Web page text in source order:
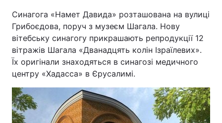
Головна Війна
Україна Політика
Економіка Світ
Спорт
Техно і зв'язок Лайт
Синагога «Намет Давида» розташована на вулиці
Грибоєдова, поруч з музеєм Шагала. Нову
вітебську синагогу прикрашають репродукції 12
вітражів Шагала «Дванадцять колін Ізраїлевих».
Їх оригінали знаходяться в синагозі медичного
центру «Хадасса» в Єрусалимі.